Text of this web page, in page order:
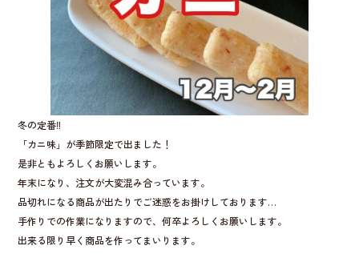
冬の定番‼︎
「カニ味」が季節限定で出ました！
是非ともよろしくお願いします。
年末になり、注文が大変混み合っています。
品切れになる商品が出たりでご迷惑をお掛けしております…
手作りでの作業になりますので、何卒よろしくお願いします。
出来る限り早く商品を作ってまいります。